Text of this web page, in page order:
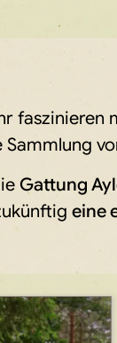
Gattung
eine